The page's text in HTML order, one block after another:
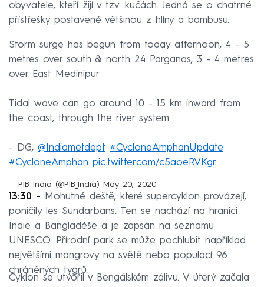
obyvatele, kteří žijí v tzv. kučách. Jedná se o chatrné
přístřešky postavené většinou z hlíny a bambusu.
Storm surge has begun from today afternoon, 4 - 5
metres over south & north 24 Parganas, 3 - 4 metres
over East Medinipur
Tidal wave can go around 10 - 15 km inward from
the coast, through the river system
- DG, @Indiametdept #CycloneAmphanUpdate
#CycloneAmphan pic.twitter.com/c5aoeRVKgr
— PIB India (@PIB_India) May 20, 2020
13:30 - Mohutné deště, které supercyklon provázejí,
poničily les Sundarbans. Ten se nachází na hranici
Indie a Bangladéše a je zapsán na seznamu
UNESCO. Přírodní park se může pochlubit například
největšími mangrovy na světě nebo populací 96
chráněných tygrů.
Cyklon se utvořil v Bengálském zálivu. V úterý začala